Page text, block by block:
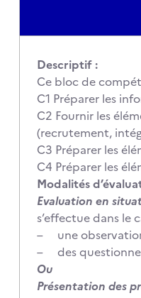
Descriptif :
Ce bloc de
C1 Préparer les
C2 Fournir les
(recrutement,
C3 Préparer les
C4 Préparer les
Modalités
Evaluation en
s’effectue dans le
– une
– des
Ou
Présentation des